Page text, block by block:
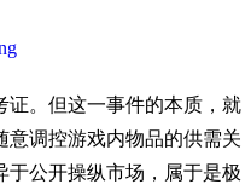
证。但这一事件的本质，就
调控游戏内物品的供需关
于公开操纵市场，属于是极